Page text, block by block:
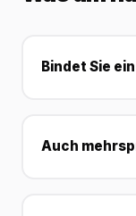
Bindet Sie
Auch